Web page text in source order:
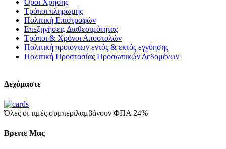
Όροι Χρήσης
Τρόποι πληρωμής
Πολιτική Επιστροφών
Επεξηγήσεις Διαθεσιμότητας
Τρόποι & Χρόνοι Αποστολών
Πολιτική προιόντων εντός & εκτός εγγύησης
Πολιτική Προστασίας Προσωπικών Δεδομένων
Δεχόμαστε
Όλες οι τιμές συμπεριλαμβάνουν ΦΠΑ 24%
Βρειτε Μας